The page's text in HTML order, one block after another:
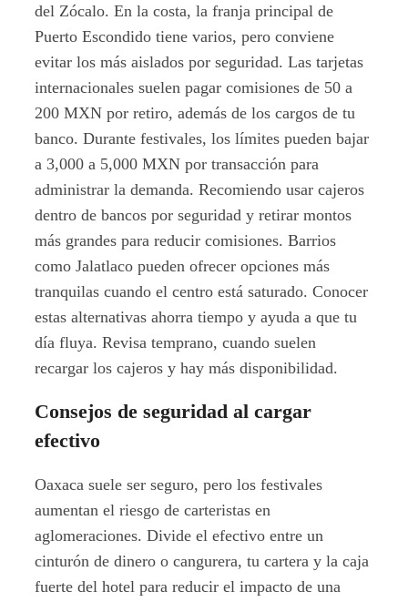
del Zócalo. En la costa, la franja principal de
Puerto Escondido tiene varios, pero conviene
evitar los más aislados por seguridad. Las tarjetas
internacionales suelen pagar comisiones de 50 a
200 MXN por retiro, además de los cargos de tu
banco. Durante festivales, los límites pueden bajar
a 3,000 a 5,000 MXN por transacción para
administrar la demanda. Recomiendo usar cajeros
dentro de bancos por seguridad y retirar montos
más grandes para reducir comisiones. Barrios
como Jalatlaco pueden ofrecer opciones más
tranquilas cuando el centro está saturado. Conocer
estas alternativas ahorra tiempo y ayuda a que tu
día fluya. Revisa temprano, cuando suelen
recargar los cajeros y hay más disponibilidad.
Consejos de seguridad al cargar
efectivo
Oaxaca suele ser seguro, pero los festivales
aumentan el riesgo de carteristas en
aglomeraciones. Divide el efectivo entre un
cinturón de dinero o cangurera, tu cartera y la caja
fuerte del hotel para reducir el impacto de una